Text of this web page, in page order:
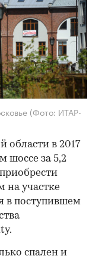
(Фото: ИТАР-
области в 2017
шоссе за 5,2
на участке
в поступившем
спален и